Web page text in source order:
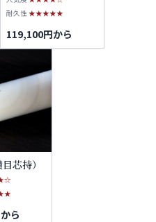
耐久性★★★★★
119,100円から
芯持）
ら